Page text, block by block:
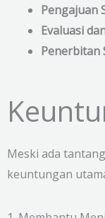
Pengajuan
Evaluasi
Penerbitan
Meski ada
keuntungan